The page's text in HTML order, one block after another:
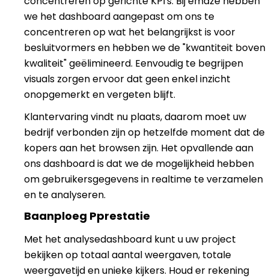
we het dashboard aangepast om ons te
concentreren op wat het belangrijkst is voor
besluitvormers en hebben we de "kwantiteit boven
kwaliteit" geëlimineerd. Eenvoudig te begrijpen
visuals zorgen ervoor dat geen enkel inzicht
onopgemerkt en vergeten blijft.
Klantervaring vindt nu plaats, daarom moet uw
bedrijf verbonden zijn op hetzelfde moment dat de
kopers aan het browsen zijn. Het opvallende aan
ons dashboard is dat we de mogelijkheid hebben
om gebruikersgegevens in realtime te verzamelen
en te analyseren.
Baanploeg Pprestatie
Met het analysedashboard kunt u uw project
bekijken op totaal aantal weergaven, totale
weergavetijd en unieke kijkers. Houd er rekening